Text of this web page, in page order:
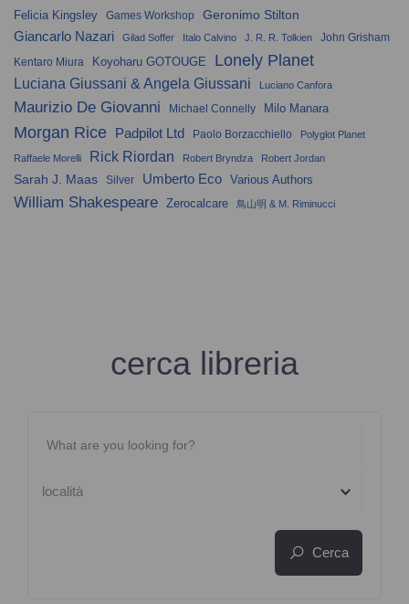
Felicia Kingsley Games Workshop
Geronimo Stilton
Giancarlo Nazari
Gilad Soffer Italo Calvino J. R. R. Tolkien
John Grisham
Kentaro Miura
Koyoharu GOTOUGE Lonely Planet
Luciana Giussani & Angela Giussani Luciano Canfora
Maurizio De Giovanni Michael Connelly Milo Manara
Morgan Rice Padpilot Ltd Paolo Borzacchiello Polyglot Planet
Raffaele Morelli Rick Riordan Robert Bryndza Robert Jordan
Sarah J. Maas Silver Umberto Eco Various Authors
William Shakespeare Zerocalcare 鳥山明 & M. Riminucci
cerca libreria
località
Cerca